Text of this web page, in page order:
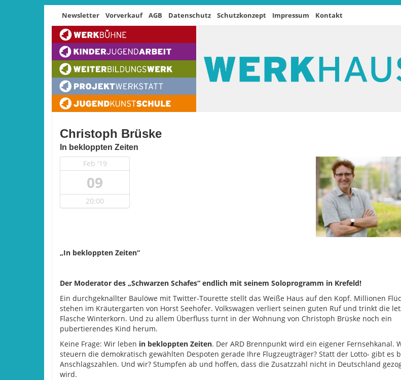
Newsletter Vorverkauf AGB Datenschutz Schutzkonzept Impressum Kontakt
Christoph Brüske
In bekloppten Zeiten
Feb '19
09
20:00
„In bekloppten Zeiten“
Der Moderator des „Schwarzen Schafes“ endlich mit seinem Soloprogramm in Krefeld!
Ein durchgeknallter Baulöwe mit Twitter-Tourette stellt das Weiße Haus auf den Kopf. Millionen
stehen im Kräutergarten von Horst Seehofer. Volkswagen verliert seinen guten Ruf und trinkt die
Flasche Winterkorn. Und zu allem Überfluss turnt in der Wohnung von Christoph Brüske noch ein
pubertierendes Kind herum.
Keine Frage: Wir leben in bekloppten Zeiten. Der ARD Brennpunkt wird ein eigener Fernsehkanal.
steuern die demokratisch gewählten Despoten gerade Ihre Flugzeugträger? Statt der Lotto- gibt es
Anschlagszahlen. Und wir? Stumpfen ab und hoffen, dass die Zusatzzahl nicht in Deutschland
wird.